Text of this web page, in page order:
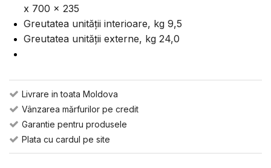
x 700 x 235
Greutatea unității interioare, kg 9,5
Greutatea unității externe, kg 24,0
Livrare in toata Moldova
Vânzarea mărfurilor pe credit
Garantie pentru produsele
Plata cu cardul pe site